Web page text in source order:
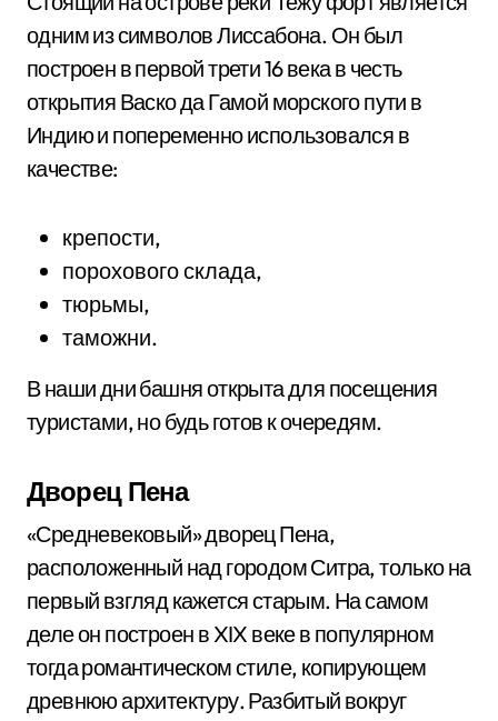
одним из символов Лиссабона. Он был
построен в первой трети 16 века в честь
открытия Васко да Гамой морского пути в
Индию и попеременно использовался в
качестве:
крепости,
порохового склада,
тюрьмы,
таможни.
В наши дни башня открыта для посещения
туристами, но будь готов к очередям.
Дворец Пена
«Средневековый» дворец Пена,
расположенный над городом Ситра, только на
первый взгляд кажется старым. На самом
деле он построен в XIX веке в популярном
тогда романтическом стиле, копирующем
древнюю архитектуру. Разбитый вокруг